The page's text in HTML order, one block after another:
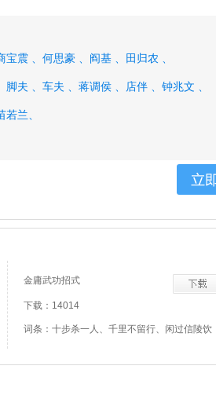
宝震 、 何思豪 、 阎基 、 田归农 、
脚夫 、 车夫 、 蒋调侯 、 店伴 、 钟兆文 、
若兰、
金庸武功招式
下载：14014
词条：十步杀一人、千里不留行、闲过信陵饮